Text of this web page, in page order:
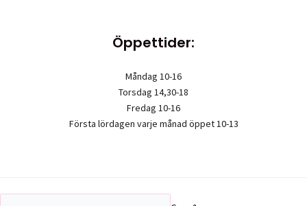
Öppettider:
Måndag 10-16
Torsdag 14,30-18
Fredag 10-16
Första lördagen varje månad öppet 10-13